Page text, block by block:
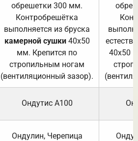
обрешетки 300 мм.
Контробрешётка
выполняется из бруска
камерной сушки40х50
мм. Крепится по
стропильным ногам
(вентиляционный зазор).
40х50
Ондутис А100
Ондулин, Черепица